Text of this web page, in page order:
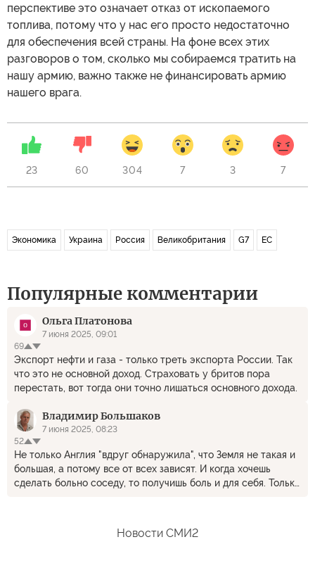
перспективе это означает отказ от ископаемого
топлива, потому что у нас его просто недостаточно
для обеспечения всей страны. На фоне всех этих
разговоров о том, сколько мы собираемся тратить на
нашу армию, важно также не финансировать армию
нашего врага.
23 60 304 7 3 7
Экономика Украина Россия Великобритания G7 ЕС
Популярные комментарии
Ольга Платонова
7 июня 2025, 09:01
69
Экспорт нефти и газа - только треть экспорта России. Так
что это не основной доход. Страховать у бритов пора
перестать, вот тогда они точно лишаться основного дохода.
Владимир Большаков
7 июня 2025, 08:23
52
Не только Англия "вдруг обнаружила", что Земля не такая и
большая, а потому все от всех зависят. И когда хочешь
сделать больно соседу, то получишь боль и для себя. Только
Новости СМИ2